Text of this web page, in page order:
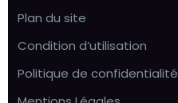
Plan du site
Condition d’utilisation
Politique de confidentialité